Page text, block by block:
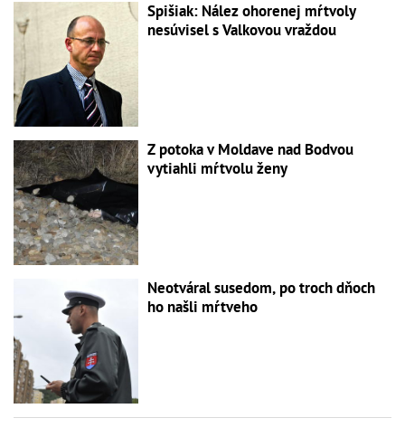
Spišiak: Nález ohorenej mŕtvoly
nesúvisel s Valkovou vraždou
Z potoka v Moldave nad Bodvou
vytiahli mŕtvolu ženy
Neotváral susedom, po troch dňoch
ho našli mŕtveho